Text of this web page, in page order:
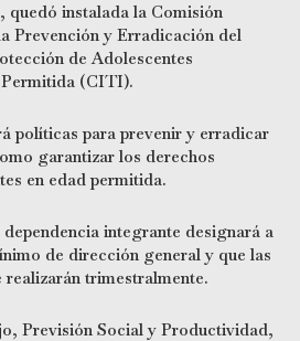
quedó instalada la Comisión
Prevención y Erradicación del
de Adolescentes
(CITI).
políticas para prevenir y erradicar
garantizar los derechos
en edad permitida.
integrante designará a
de dirección general y que las
realizarán trimestralmente.
Previsión Social y Productividad,